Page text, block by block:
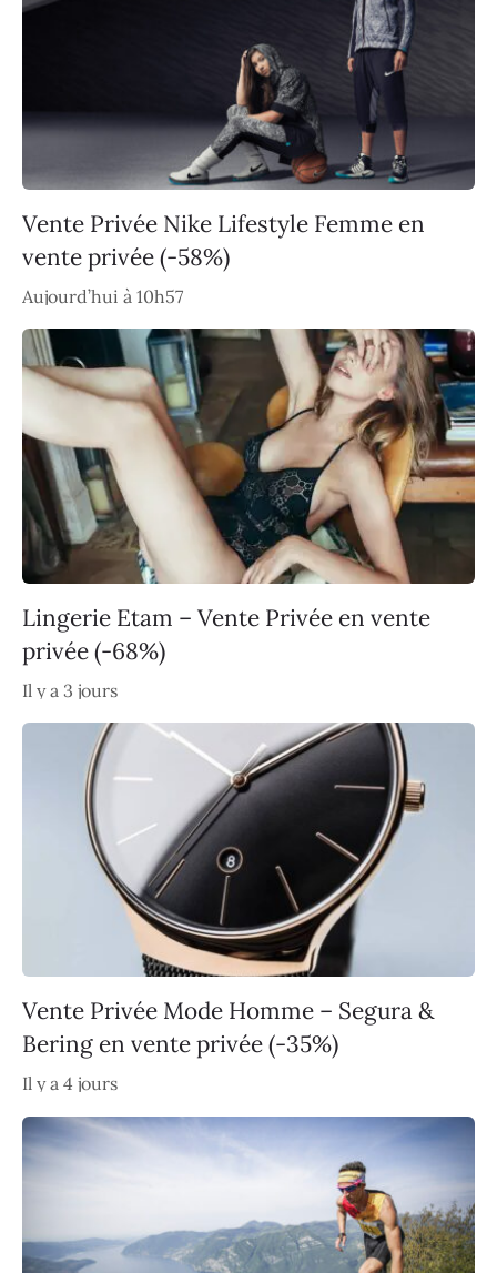
Vente Privée Nike Lifestyle Femme en
vente privée (-58%)
Aujourd’hui à 10h57
Lingerie Etam – Vente Privée en vente
privée (-68%)
Il y a 3 jours
Vente Privée Mode Homme – Segura &
Bering en vente privée (-35%)
Il y a 4 jours